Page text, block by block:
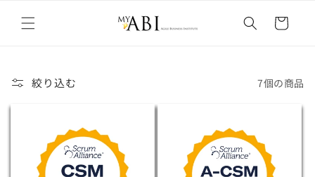
ツに進む
ー
絞り込む 7個の商品